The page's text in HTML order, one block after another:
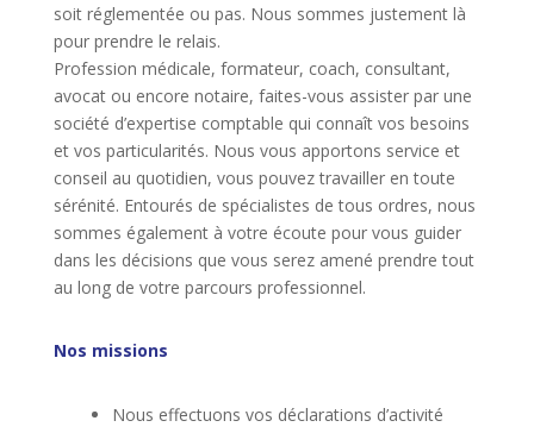
soit réglementée ou pas. Nous sommes justement là
pour prendre le relais.
Profession médicale, formateur, coach, consultant,
avocat ou encore notaire, faites-vous assister par une
société d’expertise comptable qui connaît vos besoins
et vos particularités. Nous vous apportons service et
conseil au quotidien, vous pouvez travailler en toute
sérénité. Entourés de spécialistes de tous ordres, nous
sommes également à votre écoute pour vous guider
dans les décisions que vous serez amené prendre tout
au long de votre parcours professionnel.
Nos missions
Nous effectuons vos déclarations d’activité